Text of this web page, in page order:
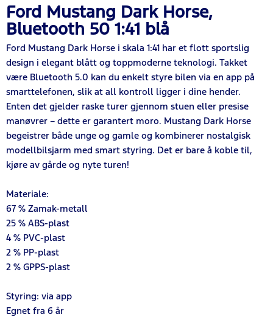
Ford Mustang Dark Horse,
Bluetooth 50 1:41 blå
Ford Mustang Dark Horse i skala 1:41 har et flott sportslig
design i elegant blått og toppmoderne teknologi. Takket
være Bluetooth 5.0 kan du enkelt styre bilen via en app på
smarttelefonen, slik at all kontroll ligger i dine hender.
Enten det gjelder raske turer gjennom stuen eller presise
manøvrer – dette er garantert moro. Mustang Dark Horse
begeistrer både unge og gamle og kombinerer nostalgisk
modellbilsjarm med smart styring. Det er bare å koble til,
kjøre av gårde og nyte turen!
Materiale:
67 % Zamak-metall
25 % ABS-plast
4 % PVC-plast
2 % PP-plast
2 % GPPS-plast
Styring: via app
Egnet fra 6 år